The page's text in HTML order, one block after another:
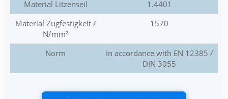
Material Litzenseil
1.4401
Material Zugfestigkeit /
N/mm²
1570
Norm
In accordance with EN 12385 /
DIN 3055